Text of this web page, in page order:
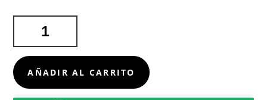
PALUK
CANTIDAD
AÑADIR AL CARRITO